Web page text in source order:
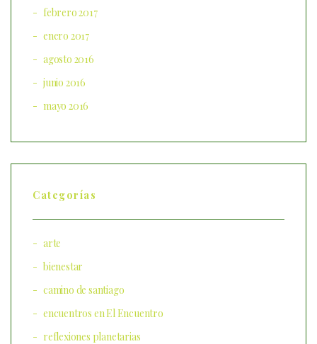
febrero 2017
enero 2017
agosto 2016
junio 2016
mayo 2016
Categorías
arte
bienestar
camino de santiago
encuentros en El Encuentro
reflexiones planetarias